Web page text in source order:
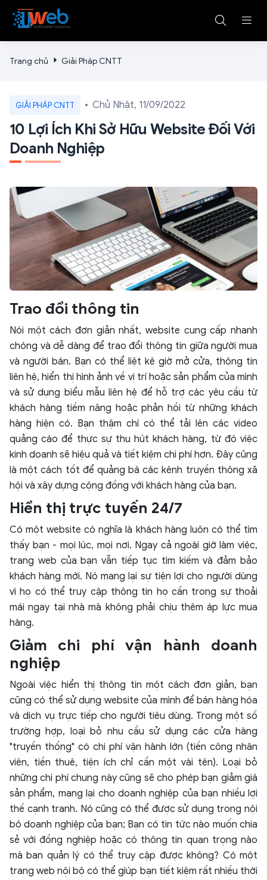
Trang chủ Giải Pháp CNTT
GIẢI PHÁP CNTT Chủ Nhật, 11/09/2022
10 Lợi Ích Khi Sở Hữu Website Đối Với
Doanh Nghiệp
Trao đổi thông tin
Nói một cách đơn giản nhất, website cung cấp nhanh
chóng và dễ dàng để trao đổi thông tin giữa người mua
và người bán. Bạn có thể liệt kê giờ mở cửa, thông tin
liên hệ, hiển thị hình ảnh về vị trí hoặc sản phẩm của mình
và sử dụng biểu mẫu liên hệ để hỗ trợ các yêu cầu từ
khách hàng tiềm năng hoặc phản hồi từ những khách
hàng hiện có. Bạn thậm chí có thể tải lên các video
quảng cáo để thực sự thu hút khách hàng, từ đó việc
kinh doanh sẽ hiệu quả và tiết kiệm chi phí hơn. Đây cũng
là một cách tốt để quảng bá các kênh truyền thông xã
hội và xây dựng cộng đồng với khách hàng của bạn.
Hiển thị trực tuyến 24/7
Có một website có nghĩa là khách hàng luôn có thể tìm
thấy bạn - mọi lúc, mọi nơi. Ngay cả ngoài giờ làm việc,
trang web của bạn vẫn tiếp tục tìm kiếm và đảm bảo
khách hàng mới. Nó mang lại sự tiện lợi cho người dùng
vì họ có thể truy cập thông tin họ cần trong sự thoải
mái ngay tại nhà mà không phải chịu thêm áp lực mua
hàng.
Giảm chi phí vận hành doanh
nghiệp
Ngoài việc hiển thị thông tin một cách đơn giản, bạn
cũng có thể sử dụng website của mình để bán hàng hóa
và dịch vụ trực tiếp cho người tiêu dùng. Trong một số
trường hợp, loại bỏ nhu cầu sử dụng các cửa hàng
"truyền thống" có chi phí vận hành lớn (tiền công nhân
viên, tiền thuê, tiện ích chỉ cần một vài tên). Loại bỏ
những chi phí chung này cũng sẽ cho phép bạn giảm giá
sản phẩm, mang lại cho doanh nghiệp của bạn nhiều lợi
thế cạnh tranh. Nó cũng có thể được sử dụng trong nội
bộ doanh nghiệp của bạn; Bạn có tin tức nào muốn chia
sẻ với đồng nghiệp hoặc có thông tin quan trọng nào
mà ban quản lý có thể truy cập được không? Có một
trang web nội bộ có thể giúp bạn tiết kiệm rất nhiều thời